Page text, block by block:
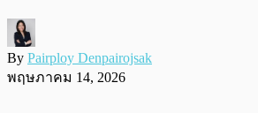
By Pairploy Denpairojsak
พฤษภาคม 14, 2026